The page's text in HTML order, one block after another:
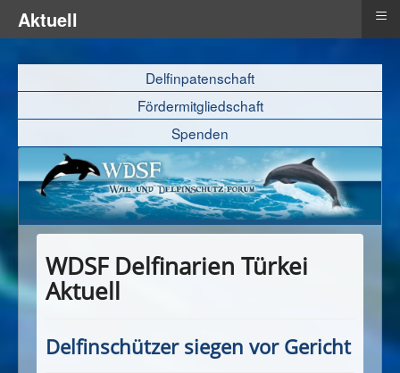
Delfinpatenschaft
Fördermitgliedschaft
Spenden
WDSF Delfinarien Türkei
Aktuell
Delfinschützer siegen vor Gericht
Aktuell ≡